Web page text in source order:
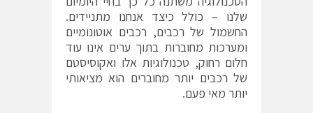
n
M
e
n
u
שלנו – כולל כיצד אנחנו מתניידים.
החשמול של רכבים, רכבים אוטונומיים
ומערכות מחוברות בתוך ערים אינו עוד
חלום רחוק, טכנולוגיות אלו ואקוסיסטם
של רכבים יותר מחוברים הוא מציאותי
יותר מאי פעם.